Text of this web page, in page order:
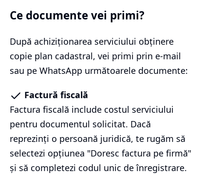
Ce documente vei primi?
După achiziționarea serviciului obținere
copie plan cadastral, vei primi prin e-mail
sau pe WhatsApp următoarele documente:
Factură fiscală
Factura fiscală include costul serviciului
pentru documentul solicitat. Dacă
reprezinți o persoană juridică, te rugăm să
selectezi opțiunea "Doresc factura pe firmă"
și să completezi codul unic de înregistrare.